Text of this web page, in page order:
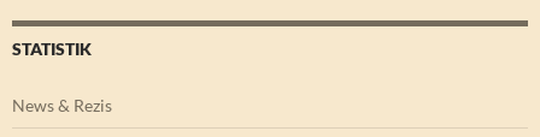
STATISTIK
News & Rezis